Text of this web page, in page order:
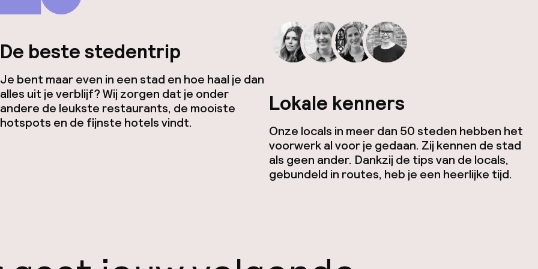
De beste stedentrip
Je bent maar even in een stad en hoe haal je dan
alles uit je verblijf? Wij zorgen dat je onder
andere de leukste restaurants, de mooiste
hotspots en de fijnste hotels vindt.
Lokale kenners
Onze locals in meer dan 50 steden hebben het
voorwerk al voor je gedaan. Zij kennen de stad
als geen ander. Dankzij de tips van de locals,
gebundeld in routes, heb je een heerlijke tijd.